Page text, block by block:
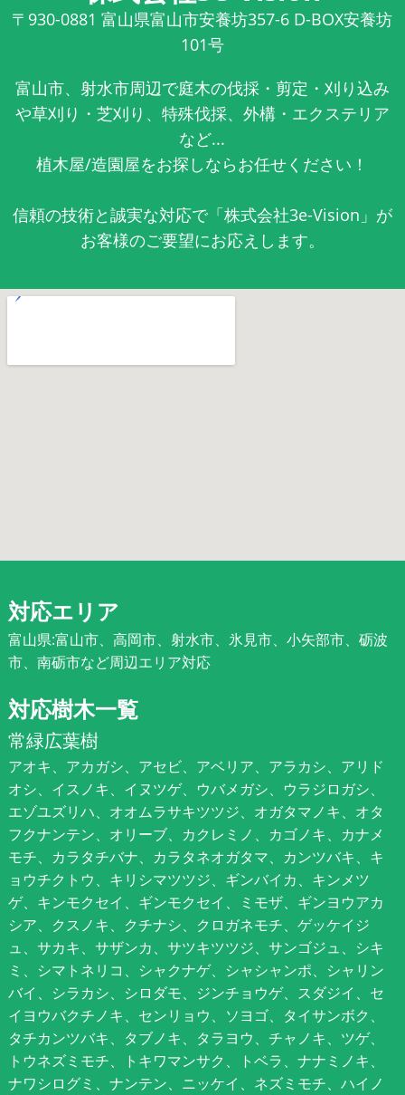
〒930-0881 富山県富山市安養坊357-6 D-BOX安養坊
101号
富山市、射水市周辺で庭木の伐採・剪定・刈り込み
や草刈り・芝刈り、特殊伐採、外構・エクステリア
など...
植木屋/造園屋をお探しならお任せください！
信頼の技術と誠実な対応で「株式会社3e-Vision」が
お客様のご要望にお応えします。
対応エリア
富山県:富山市、高岡市、射水市、氷見市、小矢部市、砺波
市、南砺市など周辺エリア対応
対応樹木一覧
常緑広葉樹
アオキ、アカガシ、アセビ、アベリア、アラカシ、アリド
オシ、イスノキ、イヌツゲ、ウバメガシ、ウラジロガシ、
エゾユズリハ、オオムラサキツツジ、オガタマノキ、オタ
フクナンテン、オリーブ、カクレミノ、カゴノキ、カナメ
モチ、カラタチバナ、カラタネオガタマ、カンツバキ、キ
ョウチクトウ、キリシマツツジ、ギンバイカ、キンメツ
ゲ、キンモクセイ、ギンモクセイ、ミモザ、ギンヨウアカ
シア、クスノキ、クチナシ、クロガネモチ、ゲッケイジ
ュ、サカキ、サザンカ、サツキツツジ、サンゴジュ、シキ
ミ、シマトネリコ、シャクナゲ、シャシャンポ、シャリン
バイ、シラカシ、シロダモ、ジンチョウゲ、スダジイ、セ
イヨウバクチノキ、センリョウ、ソヨゴ、タイサンボク、
タチカンツバキ、タブノキ、タラヨウ、チャノキ、ツゲ、
トウネズミモチ、トキワマンサク、トベラ、ナナミノキ、
ナワシログミ、ナンテン、ニッケイ、ネズミモチ、ハイノ